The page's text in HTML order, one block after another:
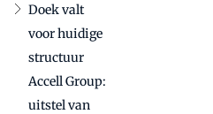
Doek valt
voor huidige
structuur
Accell Group:
uitstel van